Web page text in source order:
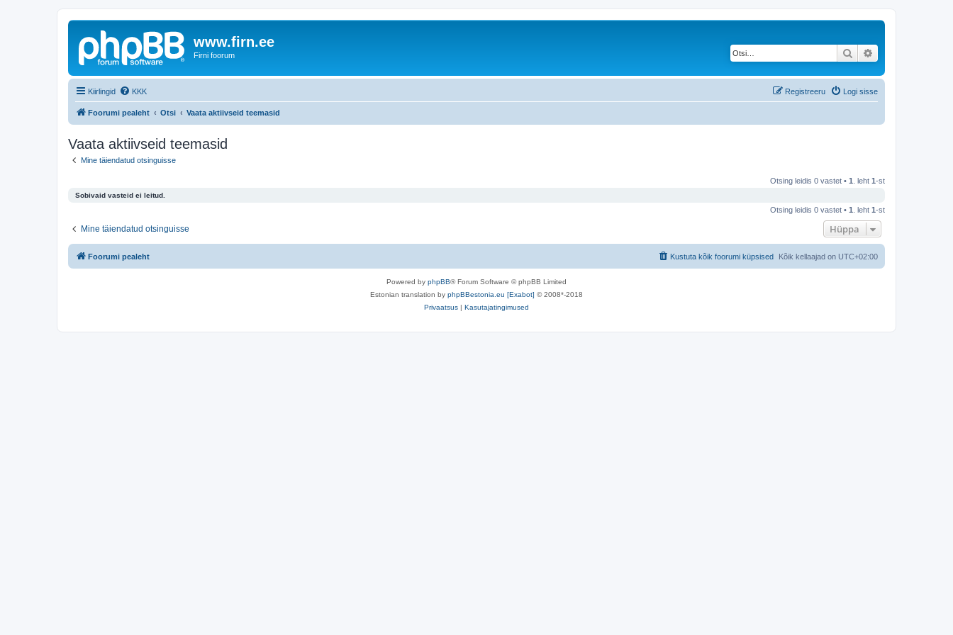
www.firn.ee
Firni foorum Otsi
Kiirlingid KKK Logi sisse
Registreeru
Foorumi pealeht Otsi Vaata aktiivseid teemasid
Vaata aktiivseid teemasid
Mine täiendatud otsinguisse
Otsing leidis 0 vastet • 1 . leht 1-st
Sobivaid vasteid ei leitud.
Otsing leidis 0 vastet • 1 . leht 1-st
Mine täiendatud otsinguisse Hüppa
Foorumi pealeht Kõik kellaajad on UTC+02:00
Kustuta kõik foorumi küpsised
Powered by phpBB® Forum Software © phpBB Limited
Estonian translation by phpBBestonia.eu [Exabot] © 2008*-2018
Privaatsus | Kasutajatingimused